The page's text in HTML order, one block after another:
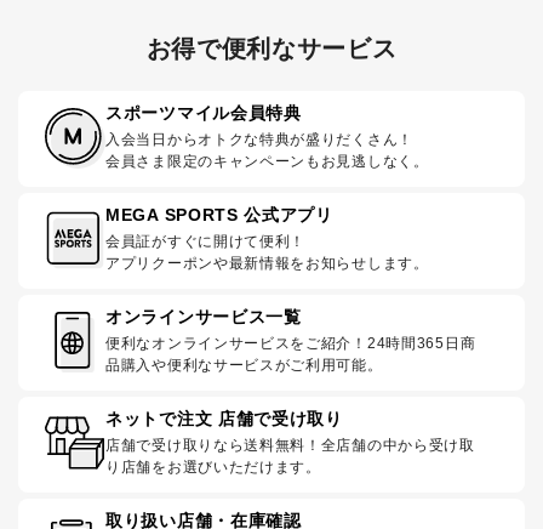
お得で便利なサービス
スポーツマイル会員特典
入会当日からオトクな特典が盛りだくさん！
会員さま限定のキャンペーンもお見逃しなく。
MEGA SPORTS 公式アプリ
会員証がすぐに開けて便利！
アプリクーポンや最新情報をお知らせします。
オンラインサービス一覧
便利なオンラインサービスをご紹介！24時間365日商
品購入や便利なサービスがご利用可能。
ネットで注文 店舗で受け取り
店舗で受け取りなら送料無料！全店舗の中から受け取
り店舗をお選びいただけます。
取り扱い店舗・在庫確認